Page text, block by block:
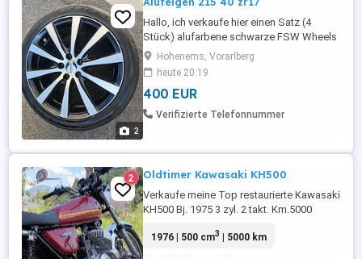
2
Hallo, ich verkaufe hier einen Satz (4
Stück) alufarbene schwarze FSW Wheels
Alufelgen in 17 Zoll inklusive Kumho
Sommerreifen. Die Räder passen auf viele
gängige Fahrzeuge (z.B. VW, Audi, Seat,
Skoda bitte Maße selbst prüfen).
Felgendaten: Hersteller: FSW Wheels
Hohenems, Vorarlberg
heute 20:19
400 EUR
Verifizierte Telefonnummer
2 Oldtimer Kawasaki KH500
Verkaufe meine Top restaurierte Kawasaki
KH500 Bj. 1975 3 zyl. 2 takt. Km.5000
neu mit leistungssteigernden Teilen
1976 | 500 cm3 | 5000 km